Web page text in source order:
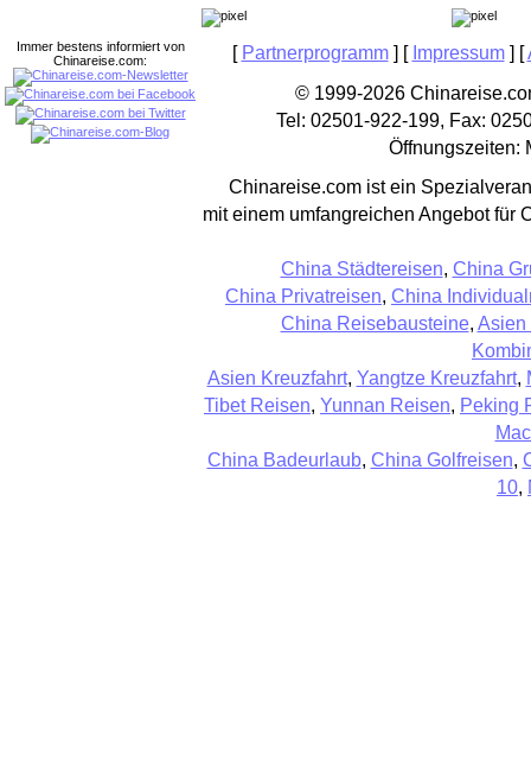
[ Partnerprogramm] [ Impressum] [
© 1999-2026
Tel: 02501-922-199, Fax:
Öffnungszeiten:
Chinareise.com ist ein
mit einem umfangreichen Angebot für
China Städtereisen, China
China Privatreisen, China
China Reisebausteine, Asien
Asien Kreuzfahrt, Yangtze Kreuzfahrt,
Tibet Reisen, Yunnan Reisen, Peking
China Badeurlaub, China Golfreisen,
10,
Immer bestens informiert von
Chinareise.com: